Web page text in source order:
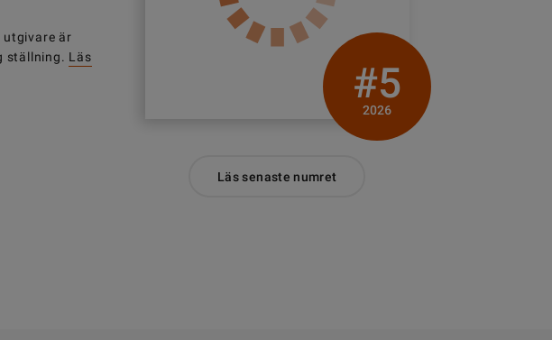
utgivare är
ställning. Läs
#5
2026
Läs senaste numret